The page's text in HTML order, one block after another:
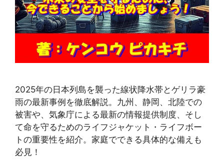
2025年の日本列島を襲った線状降水帯とゲリラ豪
雨の最新事例を徹底解説。九州、静岡、北陸での
被害や、気象庁による最新の情報提供制度、そし
て命を守るためのライフジャケット・ライフボー
トの重要性を紹介。家庭でできる具体的な備えも
必見！